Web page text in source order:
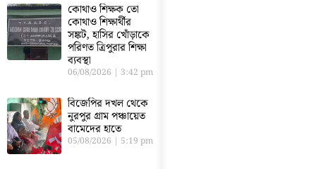
কোথাও শিক্ষক তো
কোথাও শিক্ষার্থীর
সঙ্কট, হাসির খোঁড়াকে
পরিণত ত্রিপুরার শিক্ষা
ব্যবস্থা
06/08/2026 3:42 pm
বিজেপির দখল থেকে
নুরপুর গ্রাম পঞ্চায়েত
বামেদের হাতে
05/08/2026 5:19 pm